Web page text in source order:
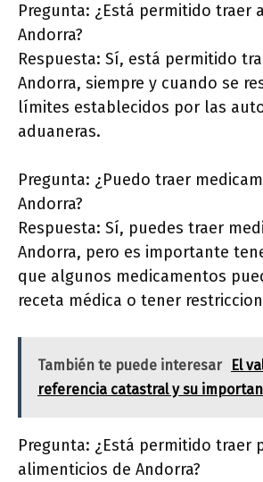
Pregunta: ¿Está permitido traer
Andorra?
Respuesta: Sí, está permitido
Andorra, siempre y cuando se
límites establecidos por las
aduaneras.
Pregunta: ¿Puedo traer
Andorra?
Respuesta: Sí, puedes traer
Andorra, pero es importante
que algunos medicamentos
receta médica o tener
También te puede interesar
El
referencia catastral y su
Pregunta: ¿Está permitido traer
alimenticios de Andorra?